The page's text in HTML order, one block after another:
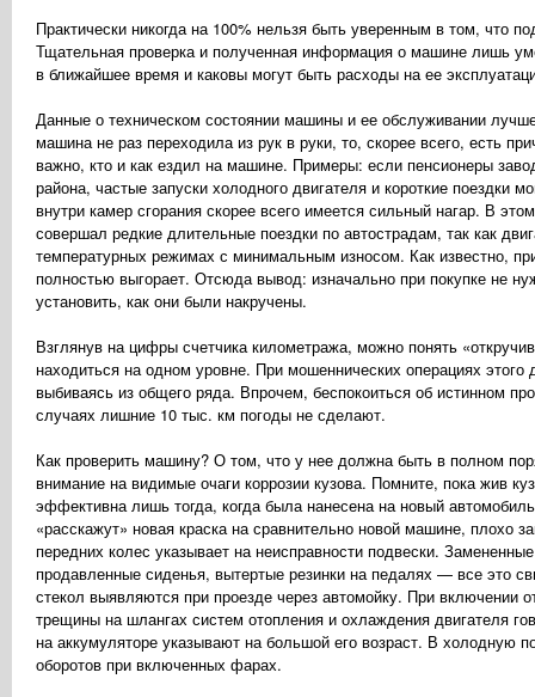
Практически никогда на 100% нельзя быть уверенным в том, что
Тщательная проверка и полученная информация о машине лишь
в ближайшее время и каковы могут быть расходы на ее
Данные о техническом состоянии машины и ее обслуживании
машина не раз переходила из рук в руки, то, скорее всего, есть
важно, кто и как ездил на машине. Примеры: если пенсионеры
района, частые запуски холодного двигателя и короткие поездки
внутри камер сгорания скорее всего имеется сильный нагар. В
совершал редкие длительные поездки по автострадам, так как
температурных режимах с минимальным износом. Как известно,
полностью выгорает. Отсюда вывод: изначально при покупке не
установить, как они были накручены.
Взглянув на цифры счетчика километража, можно понять
находиться на одном уровне. При мошеннических операциях
выбиваясь из общего ряда. Впрочем, беспокоиться об истинном
случаях лишние 10 тыс. км погоды не сделают.
Как проверить машину? О том, что у нее должна быть в полном
внимание на видимые очаги коррозии кузова. Помните, пока жив
эффективна лишь тогда, когда была нанесена на новый
«расскажут» новая краска на сравнительно новой машине,
передних колес указывает на неисправности подвески.
продавленные сиденья, вытертые резинки на педалях — все это
стекол выявляются при проезде через автомойку. При включении
трещины на шлангах систем отопления и охлаждения двигателя
на аккумуляторе указывают на большой его возраст. В холодную
оборотов при включенных фарах.